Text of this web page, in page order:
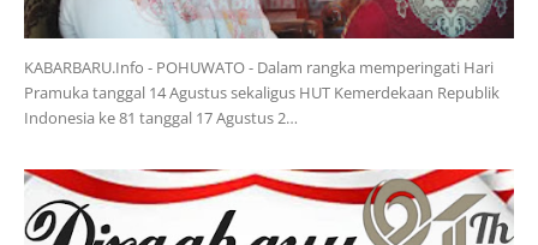
KABARBARU.Info - POHUWATO - Dalam rangka memperingati Hari
Pramuka tanggal 14 Agustus sekaligus HUT Kemerdekaan Republik
Indonesia ke 81 tanggal 17 Agustus 2…